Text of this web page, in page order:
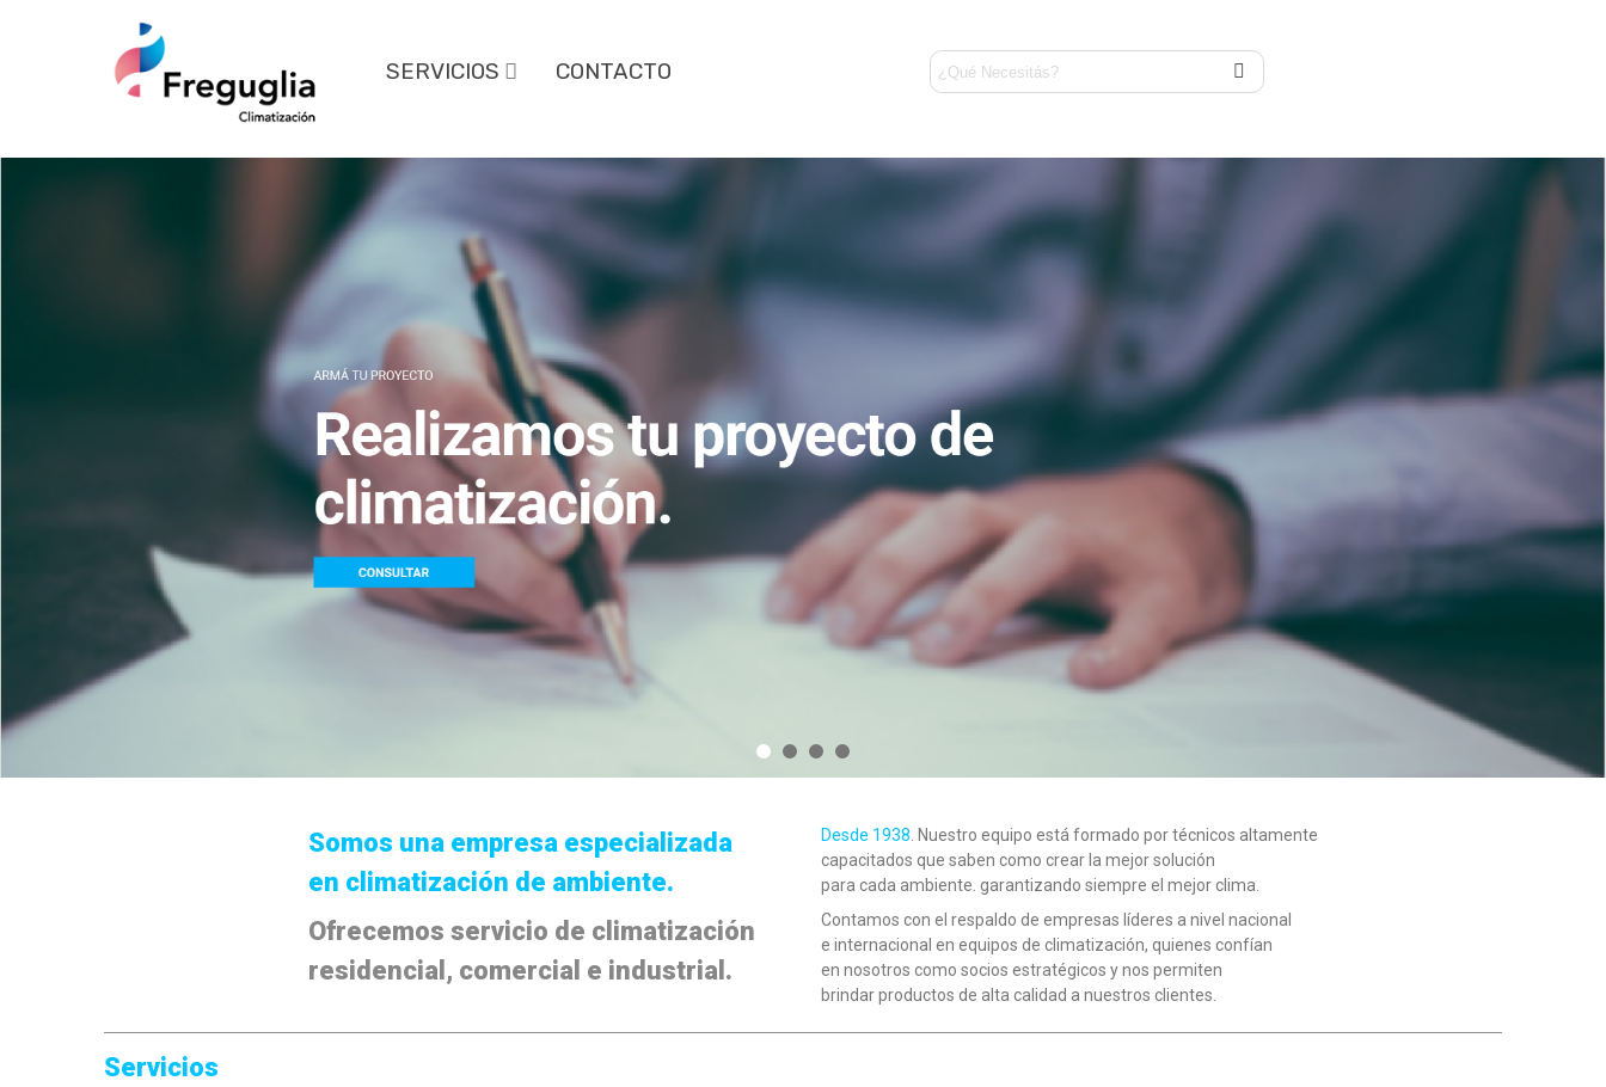
SERVICIOS CONTACTO
Somos una empresa especializada
en climatización de ambiente.
Ofrecemos servicio de climatización
residencial, comercial e industrial.
Desde 1938. Nuestro equipo está formado por técnicos alta­mente
capacitados que saben como crear la mejor solución
para cada ambiente. garantizando siempre el mejor clima.
Contamos con el respaldo de empresas líderes a nivel nacio­nal
e internacional en equipos de climatización, quienes con­fían
en nosotros como socios estratégicos y nos permiten
brindar productos de alta calidad a nuestros clientes.
Servicios